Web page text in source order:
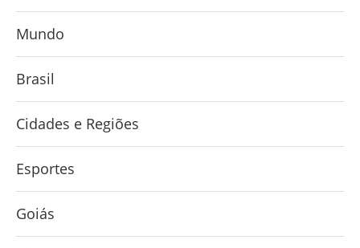
Mundo
Brasil
Cidades e Regiões
Esportes
Goiás